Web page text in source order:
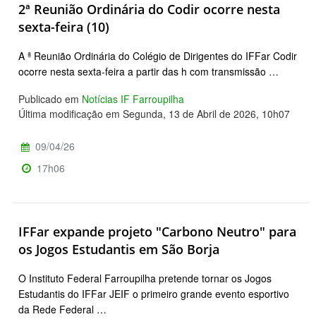
2ª Reunião Ordinária do Codir ocorre nesta
sexta-feira (10)
A ª Reunião Ordinária do Colégio de Dirigentes do IFFar Codir
ocorre nesta sexta-feira a partir das h com transmissão …
Publicado em Notícias IF Farroupilha
Última modificação em Segunda, 13 de Abril de 2026, 10h07
09/04/26
17h06
IFFar expande projeto "Carbono Neutro" para
os Jogos Estudantis em São Borja
O Instituto Federal Farroupilha pretende tornar os Jogos
Estudantis do IFFar JEIF o primeiro grande evento esportivo
da Rede Federal …